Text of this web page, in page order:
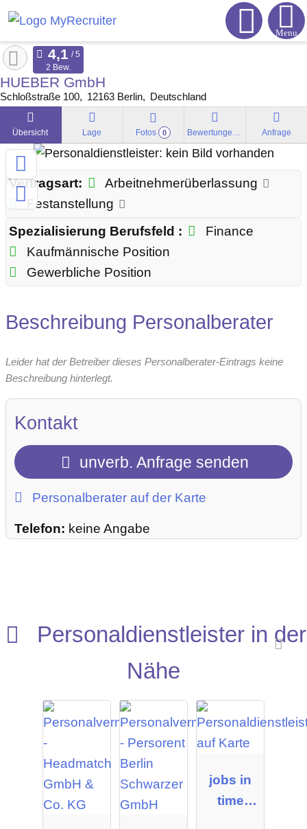
Menu
HUEBER GmbH
Schloßstraße 100 12163 Berlin Deutschland
2 Bew.
Übersicht Lage Fotos 0 Bewertungen Anfrage
Vertragsart:
Arbeitnehmerüberlassung
Festanstellung
Spezialisierung Berufsfeld :
Finance
Kaufmännische Position
Gewerbliche Position
Beschreibung Personalberater
Leider hat der Betreiber dieses Personalberater-Eintrags keine
Beschreibung hinterlegt.
Kontakt
unverb. Anfrage senden
Personalberater auf der Karte
Telefon: keine Angabe
Personaldienstleister in der
Nähe
jobs in
time